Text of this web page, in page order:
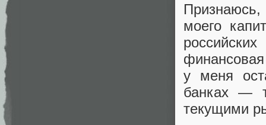
моего
у меня
банках —
текущими